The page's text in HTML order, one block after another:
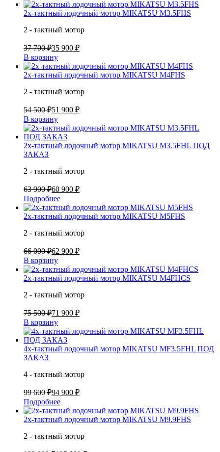
2х-тактный лодочный мотор MIKATSU M3.5FHS
2 - тактный мотор
37 700 ₽35 900 ₽
В корзину
2х-тактный лодочный мотор MIKATSU M4FHS
2 - тактный мотор
54 500 ₽51 900 ₽
В корзину
2х-тактный лодочный мотор MIKATSU M3.5FHL ПОД
ЗАКАЗ
2 - тактный мотор
63 900 ₽60 900 ₽
Подробнее
2х-тактный лодочный мотор MIKATSU M5FHS
2 - тактный мотор
66 000 ₽62 900 ₽
В корзину
2х-тактный лодочный мотор MIKATSU M4FHCS
2 - тактный мотор
75 500 ₽71 900 ₽
В корзину
4х-тактный лодочный мотор MIKATSU MF3.5FHL ПОД
ЗАКАЗ
4 - тактный мотор
99 600 ₽94 900 ₽
Подробнее
2х-тактный лодочный мотор MIKATSU M9.9FHS
2 - тактный мотор